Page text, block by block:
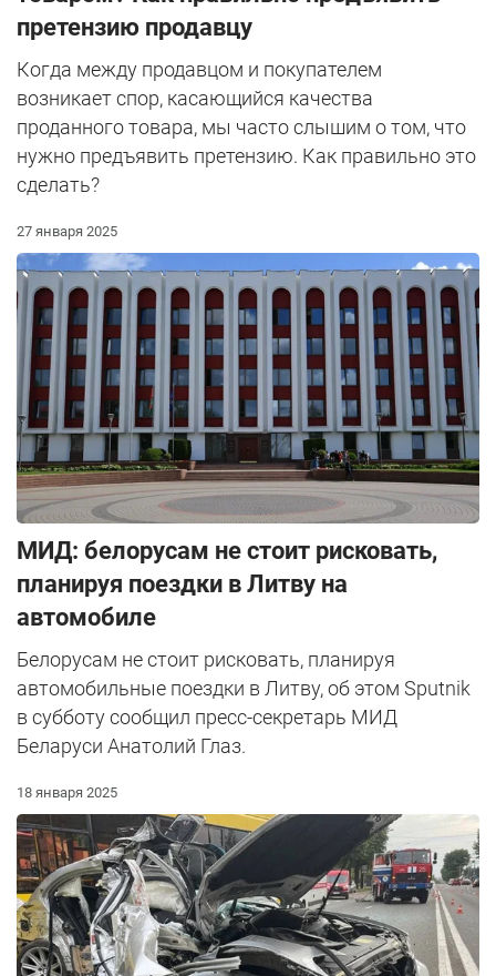
претензию продавцу
Когда между продавцом и покупателем
возникает спор, касающийся качества
проданного товара, мы часто слышим о том, что
нужно предъявить претензию. Как правильно это
сделать?
27 января 2025
МИД: белорусам не стоит рисковать,
планируя поездки в Литву на
автомобиле
Белорусам не стоит рисковать, планируя
автомобильные поездки в Литву, об этом Sputnik
в субботу сообщил пресс-секретарь МИД
Беларуси Анатолий Глаз.
18 января 2025